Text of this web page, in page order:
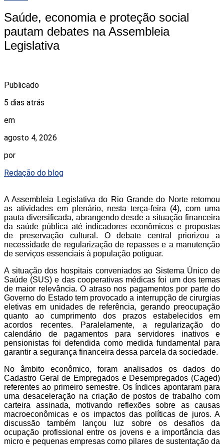
Saúde, economia e proteção social
pautam debates na Assembleia
Legislativa
Publicado
5 dias atrás
em
agosto 4, 2026
por
Redação do blog
A Assembleia Legislativa do Rio Grande do Norte retomou
as atividades em plenário, nesta terça-feira (4), com uma
pauta diversificada, abrangendo desde a situação financeira
da saúde pública até indicadores econômicos e propostas
de preservação cultural. O debate central priorizou a
necessidade de regularização de repasses e a manutenção
de serviços essenciais à população potiguar.
A situação dos hospitais conveniados ao Sistema Único de
Saúde (SUS) e das cooperativas médicas foi um dos temas
de maior relevância. O atraso nos pagamentos por parte do
Governo do Estado tem provocado a interrupção de cirurgias
eletivas em unidades de referência, gerando preocupação
quanto ao cumprimento dos prazos estabelecidos em
acordos recentes. Paralelamente, a regularização do
calendário de pagamentos para servidores inativos e
pensionistas foi defendida como medida fundamental para
garantir a segurança financeira dessa parcela da sociedade.
No âmbito econômico, foram analisados os dados do
Cadastro Geral de Empregados e Desempregados (Caged)
referentes ao primeiro semestre. Os índices apontaram para
uma desaceleração na criação de postos de trabalho com
carteira assinada, motivando reflexões sobre as causas
macroeconômicas e os impactos das políticas de juros. A
discussão também lançou luz sobre os desafios da
ocupação profissional entre os jovens e a importância das
micro e pequenas empresas como pilares de sustentação da